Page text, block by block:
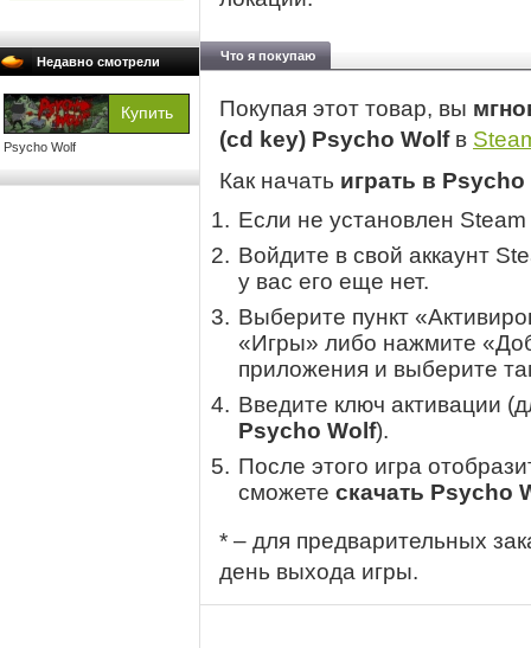
Недавно смотрели
Psycho Wolf
Что я покупаю
Покупая этот товар, вы
(cd key) Psycho Wolf в
Как начать играть в Psycho
Если не установлен
Войдите в свой аккаунт
у вас его еще нет.
Выберите пункт
«Игры» либо нажмите
приложения и выберите
Введите ключ активации
Psycho Wolf).
После этого игра
сможете скачать Psycho
* – для предварительных
день выхода игры.